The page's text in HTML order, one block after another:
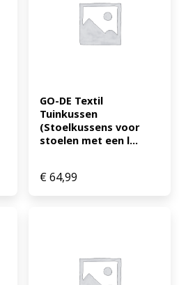
GO-DE Textil
Tuinkussen
(Stoelkussens voor
stoelen met een l...
€64,99